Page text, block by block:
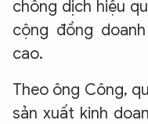
chống dịch hiệu
cộng đồng
cao.
Theo ông Công,
sản xuất kinh